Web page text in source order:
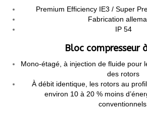
Premium Efficiency IE3 / Super
Fabrication
IP 54
Bloc compresseur
Mono-étagé, à injection de fluide pour
des rotors
À débit identique, les rotors au
environ 10 à 20 % moins